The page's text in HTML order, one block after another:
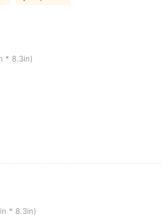
* 8.3in)
* 8.3in)